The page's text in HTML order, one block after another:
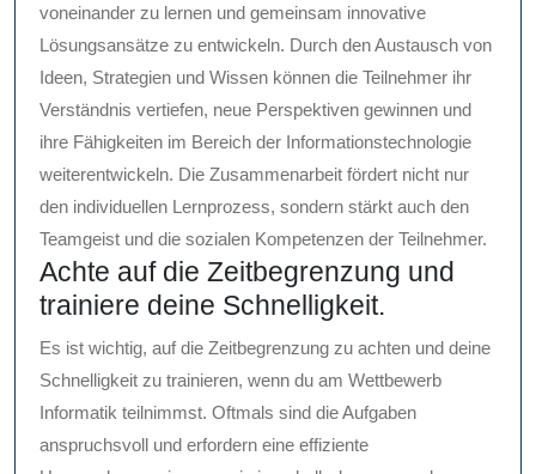
voneinander zu lernen und gemeinsam innovative
Lösungsansätze zu entwickeln. Durch den Austausch von
Ideen, Strategien und Wissen können die Teilnehmer ihr
Verständnis vertiefen, neue Perspektiven gewinnen und
ihre Fähigkeiten im Bereich der Informationstechnologie
weiterentwickeln. Die Zusammenarbeit fördert nicht nur
den individuellen Lernprozess, sondern stärkt auch den
Teamgeist und die sozialen Kompetenzen der Teilnehmer.
Achte auf die Zeitbegrenzung und
trainiere deine Schnelligkeit.
Es ist wichtig, auf die Zeitbegrenzung zu achten und deine
Schnelligkeit zu trainieren, wenn du am Wettbewerb
Informatik teilnimmst. Oftmals sind die Aufgaben
anspruchsvoll und erfordern eine effiziente